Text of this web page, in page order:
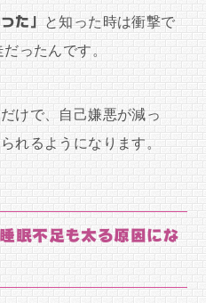
た」
と知った時は衝撃で
ったんです。
けで、自己嫌悪が減っ
れるようになります。
眠不足も太る原因にな